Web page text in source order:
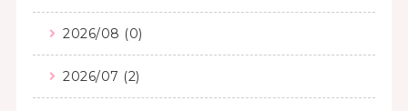
2026/08 (0)
2026/07 (2)